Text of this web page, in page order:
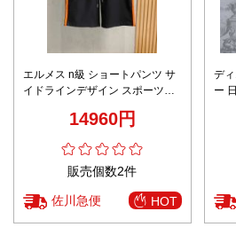
エルメス n級 ショートパンツ サ
イドラインデザイン スポーツス
14960円
販売個数2件
佐川急便 HOT
デ
ー